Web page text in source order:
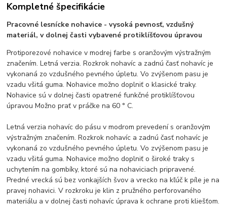
Kompletné špecifikácie
Pracovné lesnícke nohavice - vysoká pevnosť, vzdušný
materiál, v dolnej časti vybavené protiklíšťovou úpravou
Protiporezové nohavice v modrej farbe s oranžovým výstražným
značením. Letná verzia. Rozkrok nohavíc a zadnú časť nohavíc je
vykonaná zo vzdušného pevného úpletu. Vo zvýšenom pasu je
vzadu všitá guma. Nohavice možno doplniť o klasické traky.
Nohavice sú v dolnej časti opatrené funkčné protiklíšťovou
úpravou Možno prať v práčke na 60 ° C.
Letná verzia nohavíc do pásu v modrom prevedení s oranžovým
výstražným značením. Rozkrok nohavíc a zadnú časť nohavíc je
vykonaná zo vzdušného pevného úpletu. Vo zvýšenom pasu je
vzadu všitá guma. Nohavice možno doplniť o široké traky s
uchytením na gombíky, ktoré sú na nohaviciach pripravené.
Predné vrecká sú bez vonkajších švov a vrecko na kľúč k píle je na
pravej nohavici. V rozkroku je klin z pružného perforovaného
materiálu a v dolnej časti nohavíc úprava k ochrane proti kliešťom.